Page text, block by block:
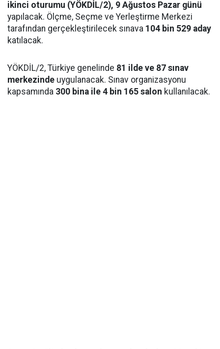
ikinci oturumu (YÖKDİL/2), 9 Ağustos Pazar günü
yapılacak. Ölçme, Seçme ve Yerleştirme Merkezi
tarafından gerçekleştirilecek sınava 104 bin 529 aday
katılacak.
YÖKDİL/2, Türkiye genelinde 81 ilde ve 87 sınav
merkezinde uygulanacak. Sınav organizasyonu
kapsamında 300 bina ile 4 bin 165 salon kullanılacak.